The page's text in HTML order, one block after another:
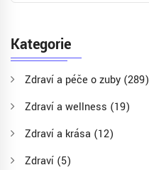
Kategorie
Zdraví a péče o zuby (289)
Zdraví a wellness (19)
Zdraví a krása (12)
Zdraví (5)